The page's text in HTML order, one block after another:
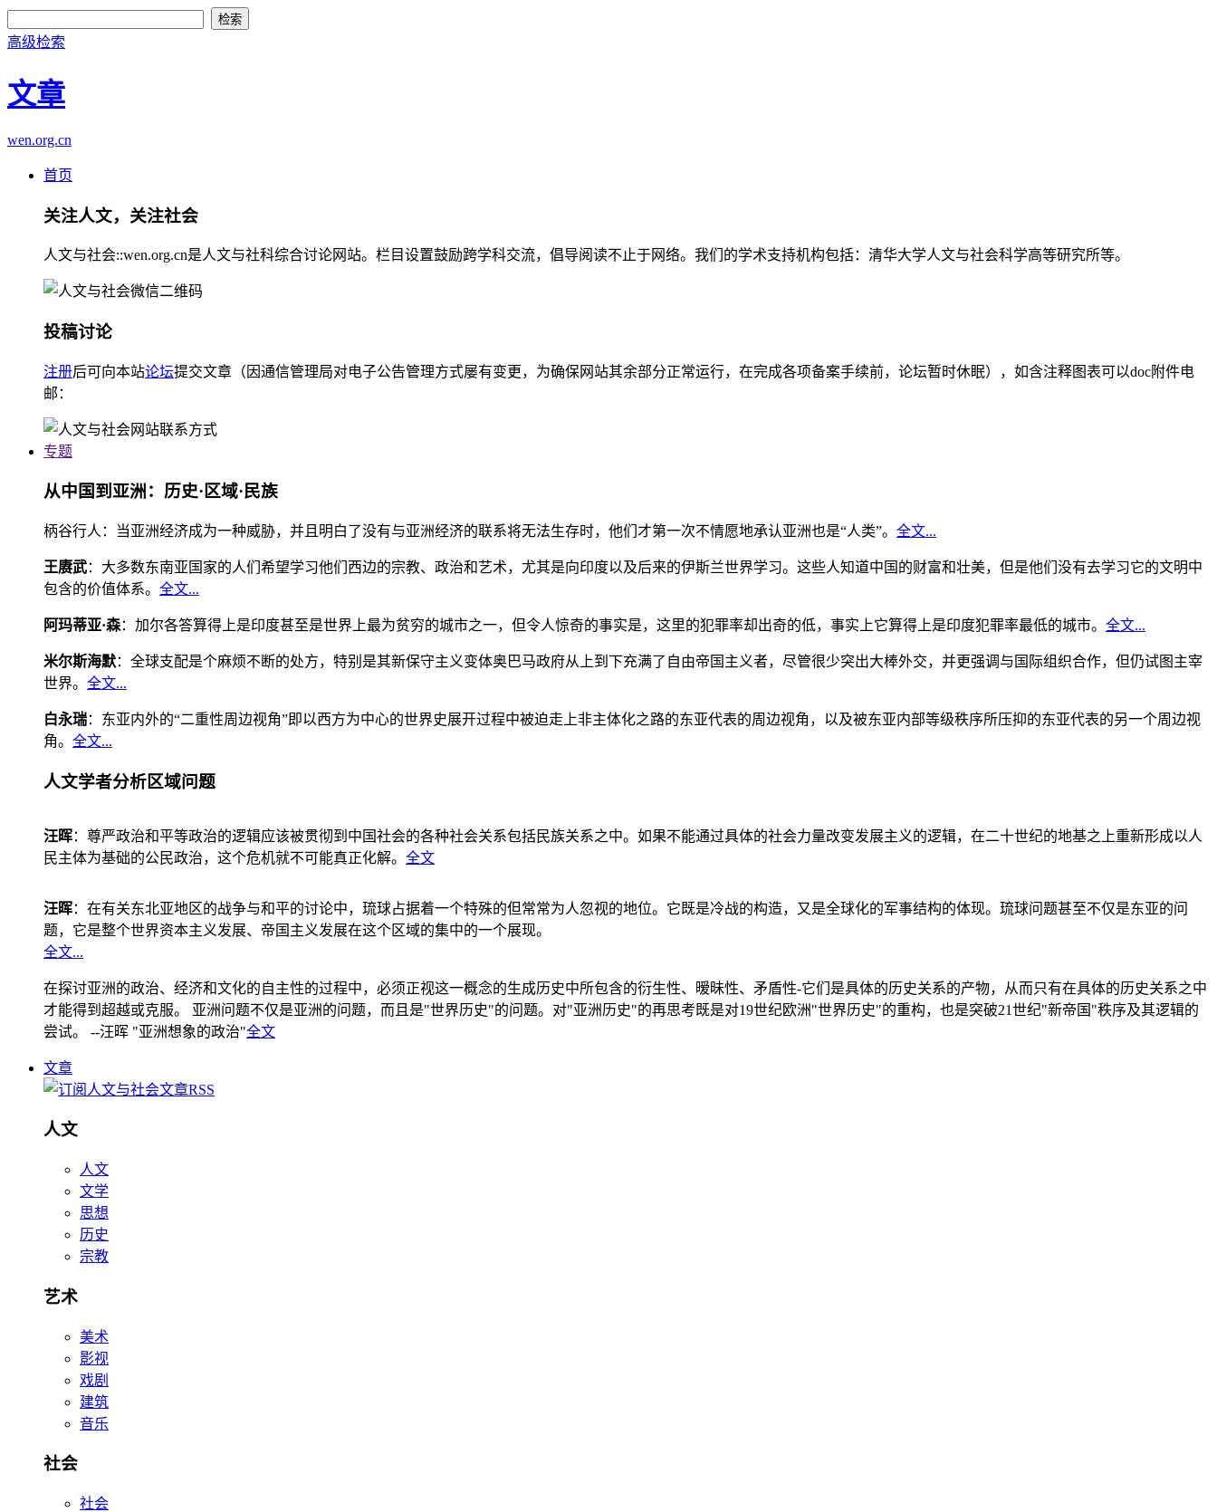
高级检索
文章
wen.org.cn
首页
关注人文，关注社会
人文与社会::wen.org.cn是人文与社科综合讨论网站。栏目设置鼓励跨学科交流，倡导阅读不止于网络。我们的学术支持机构包括：清华大学人文与社会科学高等研究所等。
投稿讨论
注册后可向本站论坛提交文章（因通信管理局对电子公告管理方式屡有变更，为确保网站其余部分正常运行，在完成各项备案手续前，论坛暂时休眠），如含注释图表可以doc附件电
邮：
专题
从中国到亚洲：历史·区域·民族
柄谷行人：当亚洲经济成为一种威胁，并且明白了没有与亚洲经济的联系将无法生存时，他们才第一次不情愿地承认亚洲也是“人类”。 全文...
王赓武：大多数东南亚国家的人们希望学习他们西边的宗教、政治和艺术，尤其是向印度以及后来的伊斯兰世界学习。这些人知道中国的财富和壮美，但是他们没有去学习它的文明中
包含的价值体系。 全文...
阿玛蒂亚·森：加尔各答算得上是印度甚至是世界上最为贫穷的城市之一，但令人惊奇的事实是，这里的犯罪率却出奇的低，事实上它算得上是印度犯罪率最低的城市。 全文...
米尔斯海默：全球支配是个麻烦不断的处方，特别是其新保守主义变体奥巴马政府从上到下充满了自由帝国主义者，尽管很少突出大棒外交，并更强调与国际组织合作，但仍试图主宰
世界。 全文...
白永瑞：东亚内外的“二重性周边视角”即以西方为中心的世界史展开过程中被迫走上非主体化之路的东亚代表的周边视角，以及被东亚内部等级秩序所压抑的东亚代表的另一个周边视
角。 全文...
人文学者分析区域问题
汪晖：尊严政治和平等政治的逻辑应该被贯彻到中国社会的各种社会关系包括民族关系之中。如果不能通过具体的社会力量改变发展主义的逻辑，在二十世纪的地基之上重新形成以人
民主体为基础的公民政治，这个危机就不可能真正化解。 全文
汪晖：在有关东北亚地区的战争与和平的讨论中，琉球占据着一个特殊的但常常为人忽视的地位。它既是冷战的构造，又是全球化的军事结构的体现。琉球问题甚至不仅是东亚的问
题，它是整个世界资本主义发展、帝国主义发展在这个区域的集中的一个展现。
全文...
在探讨亚洲的政治、经济和文化的自主性的过程中，必须正视这一概念的生成历史中所包含的衍生性、暧昧性、矛盾性-它们是具体的历史关系的产物，从而只有在具体的历史关系之中
才能得到超越或克服。 亚洲问题不仅是亚洲的问题，而且是"世界历史"的问题。对"亚洲历史"的再思考既是对19世纪欧洲"世界历史"的重构，也是突破21世纪"新帝国"秩序及其逻辑的
尝试。 --汪晖 "亚洲想象的政治"全文
文章
人文
人文
文学
思想
历史
宗教
艺术
美术
影视
戏剧
建筑
音乐
社会
社会